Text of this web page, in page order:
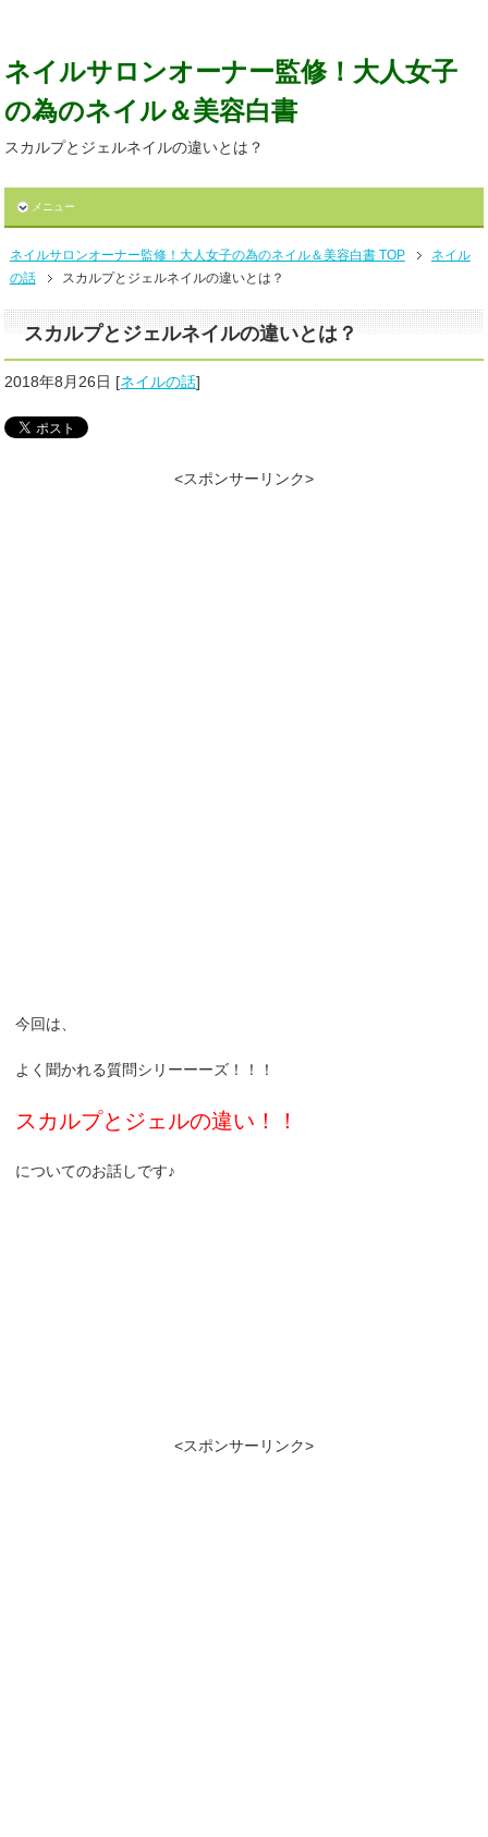
ネイルサロンオーナー監修！大人女子
の為のネイル＆美容白書
スカルプとジェルネイルの違いとは？
メニュー
ネイルサロンオーナー監修！大人女子の為のネイル＆美容白書 TOP
ネイル
の話
スカルプとジェルネイルの違いとは？
スカルプとジェルネイルの違いとは？
2018年8月26日 [ネイルの話]
<スポンサーリンク>
今回は、
よく聞かれる質問シリーーーズ！！！
スカルプとジェルの違い！！
についてのお話しです♪
<スポンサーリンク>